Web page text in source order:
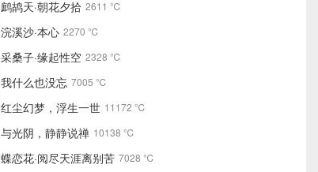
鹧鸪天·朝花夕拾 2611 ℃
浣溪沙·本心 2270 ℃
采桑子·缘起性空 2328 ℃
我什么也没忘 7005 ℃
红尘幻梦，浮生一世 11172 ℃
与光阴，静静说禅 10138 ℃
蝶恋花·阅尽天涯离别苦 7028 ℃